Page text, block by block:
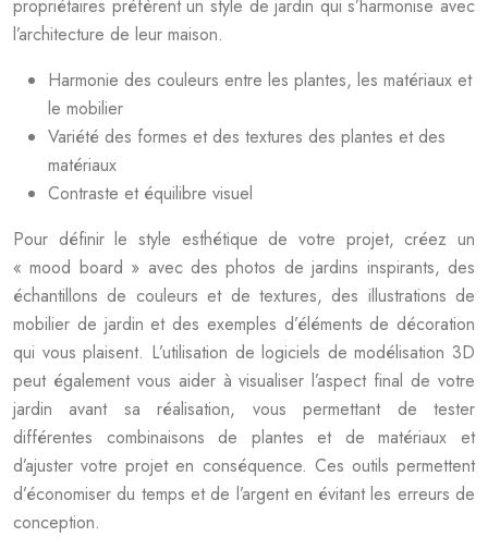
propriétaires préfèrent un style de jardin qui s’harmonise avec
l’architecture de leur maison.
Harmonie des couleurs entre les plantes, les matériaux et
le mobilier
Variété des formes et des textures des plantes et des
matériaux
Contraste et équilibre visuel
Pour définir le style esthétique de votre projet, créez un
« mood board » avec des photos de jardins inspirants, des
échantillons de couleurs et de textures, des illustrations de
mobilier de jardin et des exemples d’éléments de décoration
qui vous plaisent. L’utilisation de logiciels de modélisation 3D
peut également vous aider à visualiser l’aspect final de votre
jardin avant sa réalisation, vous permettant de tester
différentes combinaisons de plantes et de matériaux et
d’ajuster votre projet en conséquence. Ces outils permettent
d’économiser du temps et de l’argent en évitant les erreurs de
conception.